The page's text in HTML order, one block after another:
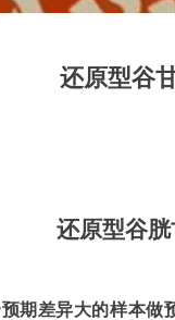
还原型谷
还原型谷
预期差异大的样本做